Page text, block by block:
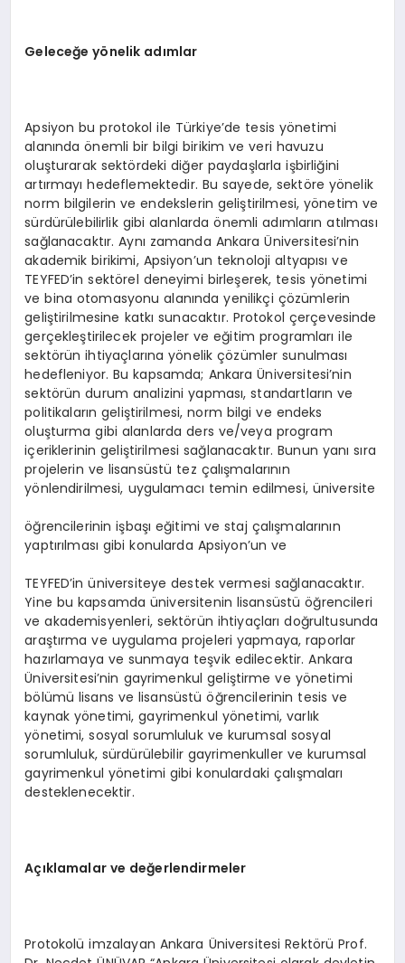
Geleceğe yönelik adımlar
Apsiyon bu protokol ile Türkiye’de tesis yönetimi
alanında önemli bir bilgi birikim ve veri havuzu
oluşturarak sektördeki diğer paydaşlarla işbirliğini
artırmayı hedeflemektedir. Bu sayede, sektöre yönelik
norm bilgilerin ve endekslerin geliştirilmesi, yönetim ve
sürdürülebilirlik gibi alanlarda önemli adımların atılması
sağlanacaktır. Aynı zamanda Ankara Üniversitesi’nin
akademik birikimi, Apsiyon’un teknoloji altyapısı ve
TEYFED’in sektörel deneyimi birleşerek, tesis yönetimi
ve bina otomasyonu alanında yenilikçi çözümlerin
geliştirilmesine katkı sunacaktır. Protokol çerçevesinde
gerçekleştirilecek projeler ve eğitim programları ile
sektörün ihtiyaçlarına yönelik çözümler sunulması
hedefleniyor. Bu kapsamda; Ankara Üniversitesi’nin
sektörün durum analizini yapması, standartların ve
politikaların geliştirilmesi, norm bilgi ve endeks
oluşturma gibi alanlarda ders ve/veya program
içeriklerinin geliştirilmesi sağlanacaktır. Bunun yanı sıra
projelerin ve lisansüstü tez çalışmalarının
yönlendirilmesi, uygulamacı temin edilmesi, üniversite
öğrencilerinin işbaşı eğitimi ve staj çalışmalarının
yaptırılması gibi konularda Apsiyon’un ve
TEYFED’in üniversiteye destek vermesi sağlanacaktır.
Yine bu kapsamda üniversitenin lisansüstü öğrencileri
ve akademisyenleri, sektörün ihtiyaçları doğrultusunda
araştırma ve uygulama projeleri yapmaya, raporlar
hazırlamaya ve sunmaya teşvik edilecektir. Ankara
Üniversitesi’nin gayrimenkul geliştirme ve yönetimi
bölümü lisans ve lisansüstü öğrencilerinin tesis ve
kaynak yönetimi, gayrimenkul yönetimi, varlık
yönetimi, sosyal sorumluluk ve kurumsal sosyal
sorumluluk, sürdürülebilir gayrimenkuller ve kurumsal
gayrimenkul yönetimi gibi konulardaki çalışmaları
desteklenecektir.
Açıklamalar ve değerlendirmeler
Protokolü imzalayan Ankara Üniversitesi Rektörü Prof.